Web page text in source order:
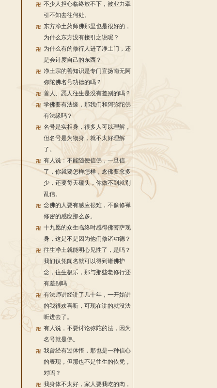
不少人担心临终放不下，被业力牵
引不知去往何处。
东方净土药师佛那里也是很好的，
为什么东方没有接引之说呢？
为什么有的修行人进了净土门，还
是会计度自己的东西？
净土宗的善知识是专门宣扬南无阿
弥陀佛名号功德的吗？
善人、恶人往生是没有差别的吗？
学佛要有法缘，那我们和阿弥陀佛
有法缘吗？
名号是实相身，很多人可以理解，
但名号是为物身，就不太好理解
了。
有人说：不能随便信佛，一旦信
了，你就要怎样怎样，念佛要念多
少，还要每天磕头，你做不到就别
乱信。
念佛的人要有感应很难，不像修禅
修密的感应那么多。
十九愿的众生临终时感得佛菩萨现
身，这是不是因为他们修诸功德？
往生净土就能明心见性了，是吗？
我们仅凭闻名就可以得到诸佛护
念，往生极乐，那与那些老修行还
有差别吗
有法师讲经讲了几十年，一开始讲
的我很欢喜听，可现在讲的就没法
听进去了。
有人说，不要讨论弥陀的法，因为
名号就是佛。
我曾经有过体悟，那也是一种信心
的表现，但那也不是往生的依凭，
对吗？
我身体不太好，家人要我吃的肉，